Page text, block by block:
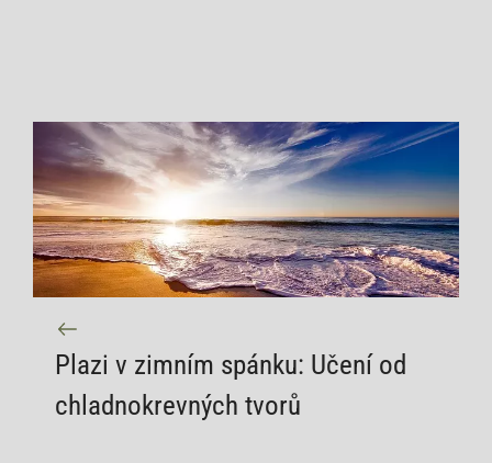
Plazi v zimním spánku: Učení od
chladnokrevných tvorů